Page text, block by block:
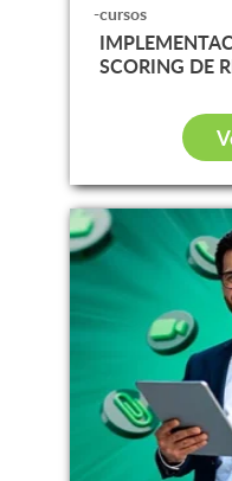
-cursos
SCORING DE